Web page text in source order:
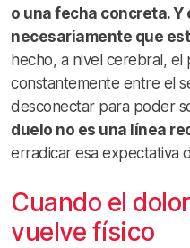
o una fecha concreta.
necesariamente que
hecho, a nivel cerebral, el
constantemente entre el
desconectar para poder
duelo no es una línea
erradicar esa expectativa
Cuando el
vuelve físico